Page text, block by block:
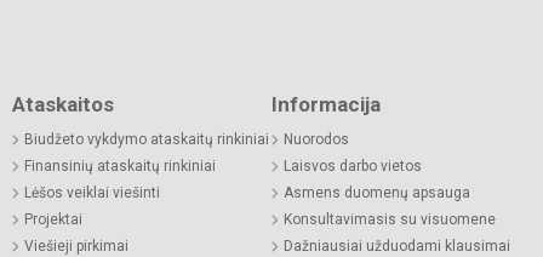
Ataskaitos
Biudžeto vykdymo ataskaitų rinkiniai
Finansinių ataskaitų rinkiniai
Lėšos veiklai viešinti
Projektai
Viešieji pirkimai
Informacija
Nuorodos
Laisvos darbo vietos
Asmens duomenų apsauga
Konsultavimasis su visuomene
Dažniausiai užduodami klausimai